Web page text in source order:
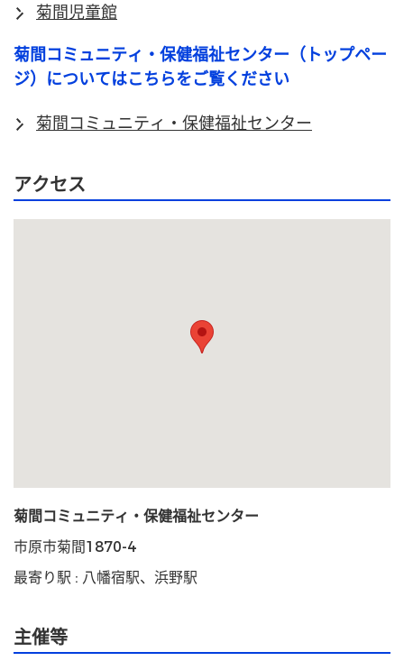
菊間児童館
菊間コミュニティ・保健福祉センター（トップペー
ジ）についてはこちらをご覧ください
菊間コミュニティ・保健福祉センター
アクセス
菊間コミュニティ・保健福祉センター
市原市菊間1870-4
最寄り駅 : 八幡宿駅、浜野駅
主催等